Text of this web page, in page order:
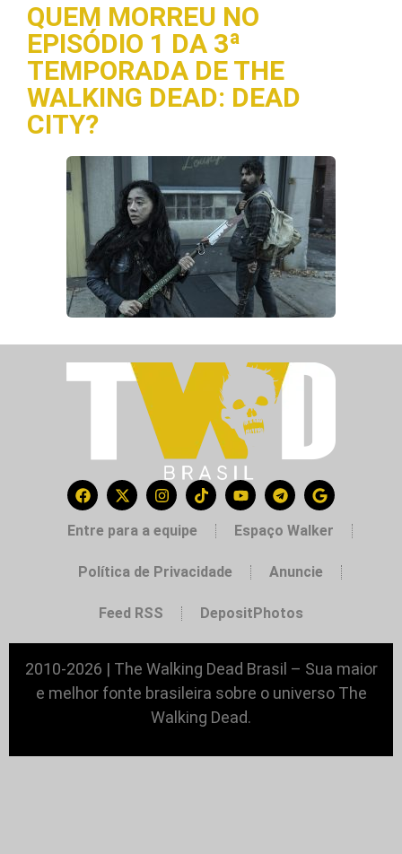
QUEM MORREU NO
EPISÓDIO 1 DA 3ª
TEMPORADA DE THE
WALKING DEAD: DEAD
CITY?
Entre para a equipe Espaço Walker
Política de Privacidade Anuncie
Feed RSS DepositPhotos
2010-2026 | The Walking Dead Brasil – Sua maior
e melhor fonte brasileira sobre o universo The
Walking Dead.